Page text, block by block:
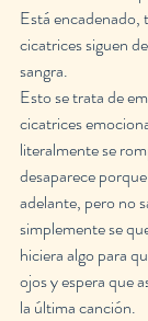
Está encadenado,
cicatrices siguen
sangra.
Esto se trata de
cicatrices
literalmente se
desaparece
adelante, pero no
simplemente se
hiciera algo para
ojos y espera que
la última canción.